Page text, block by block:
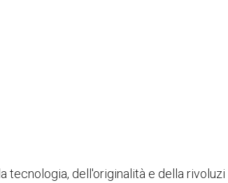
tecnologia, dell'originalità e della rivoluzi